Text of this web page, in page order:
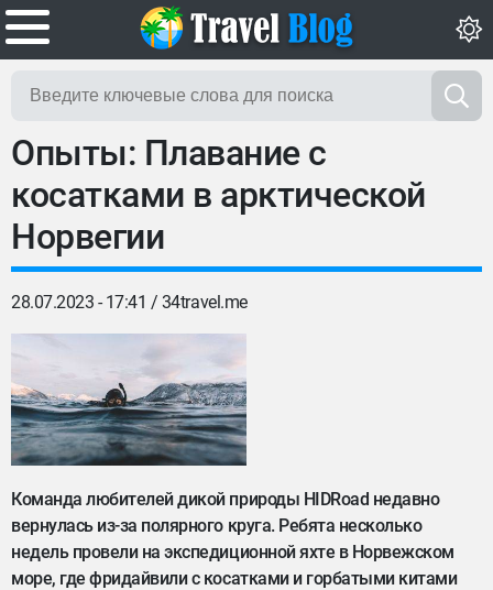
Опыты: Плавание с
косатками в арктической
Норвегии
28.07.2023 - 17:41 / 34travel.me
Команда любителей дикой природы HIDRoad недавно
вернулась из-за полярного круга. Ребята несколько
недель провели на экспедиционной яхте в Норвежском
море, где фридайвили с косатками и горбатыми китами